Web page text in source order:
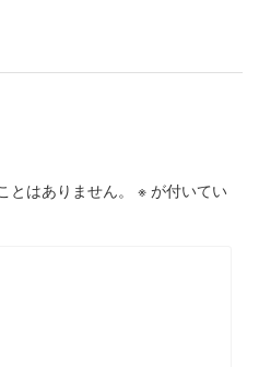
はありません。 ※ が付いてい